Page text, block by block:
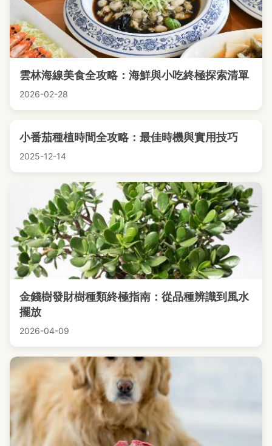
雲林海線美食全攻略：海鮮與小吃終極探索清單
2026-02-28
小番茄種植時間全攻略：最佳時機與實用技巧
2025-12-14
金錢樹發財樹種類終極指南：從品種辨識到風水
擺放
2026-04-09